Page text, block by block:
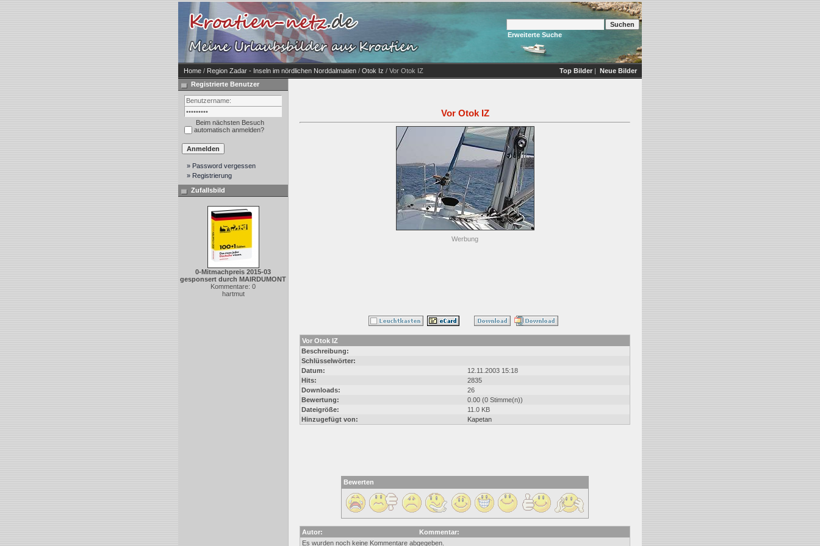
Erweiterte Suche
Home / Region Zadar - Inseln im nördlichen Norddalmatien / Otok Iz / Vor Otok IZ Top Bilder | Neue Bilder
Registrierte Benutzer
Beim nächsten Besuch
automatisch anmelden?
» Password vergessen
» Registrierung
Zufallsbild
0-Mitmachpreis 2015-03
gesponsert durch MAIRDUMONT
Kommentare: 0
hartmut
Vor Otok IZ
Werbung
Vor Otok IZ
Beschreibung:
Schlüsselwörter:
Datum:
12.11.2003 15:18
Hits:
2835
Downloads:
26
Bewertung:
0.00 (0 Stimme(n))
Dateigröße:
11.0 KB
Hinzugefügt von:
Kapetan
Bewerten
Autor:
Kommentar:
Es wurden noch keine Kommentare abgegeben.